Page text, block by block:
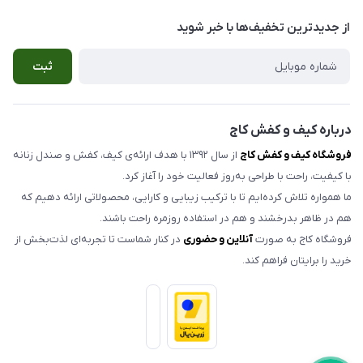
کیف زنانه
مدلهای تک سایز و حراجی
راهنمای سفارش
تماس با ما
از جدید‌ترین تخفیف‌ها با‌ خبر شوید
ثبت
درباره کیف و کفش کاج
فروشگاه کیف و کفش کاج
از سال ۱۳۹۲ با هدف ارائه‌ی کیف، کفش و صندل زنانه
با کیفیت، راحت با طراحی به‌روز فعالیت خود را آغاز کرد.
ما همواره تلاش کرده‌ایم تا با ترکیب زیبایی و کارایی، محصولاتی ارائه دهیم که
هم در ظاهر بدرخشند و هم در استفاده روزمره راحت باشند.
فروشگاه کاج به صورتآنلاین و حضوری در کنار شماست تا تجربه‌ای لذت‌بخش از
خرید را برایتان فراهم کند.